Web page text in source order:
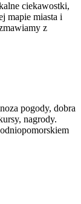
ciekawostki,
mapie miasta i
z
pogody, dobra
nagrody.